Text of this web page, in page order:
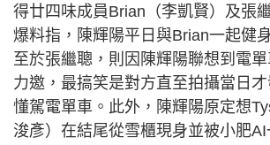
得廿四味成員Brian（李凱賢）及張
爆料指，陳輝陽平日與Brian一起健
至於張繼聰，則因陳輝陽聯想到電
力邀，最搞笑是對方直至拍攝當日
懂駕電單車。此外，陳輝陽原定想
浚彥）在結尾從雪櫃現身並被小肥